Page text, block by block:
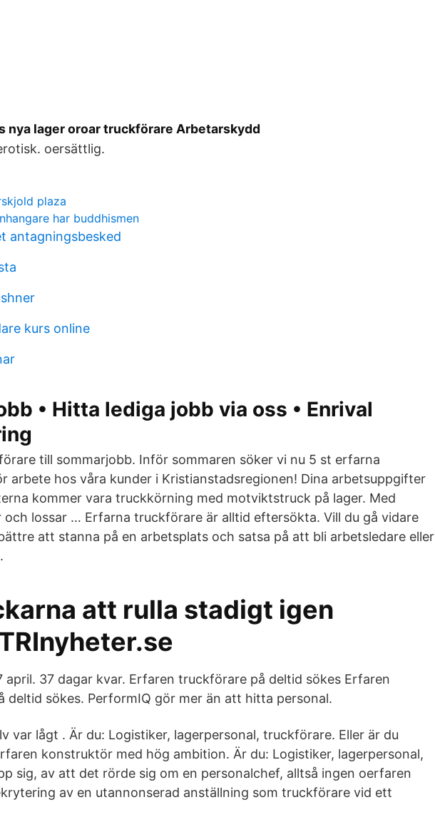
nya lager oroar truckförare Arbetarskydd
oersättlig.
plaza
har buddhismen
antagningsbesked
kurs online
• Hitta lediga jobb via oss • Enrival
till sommarjobb. Inför sommaren söker vi nu 5 st erfarna
arbete hos våra kunder i Kristianstadsregionen! Dina arbetsuppgifter
kommer vara truckkörning med motviktstruck på lager. Med
och lossar … Erfarna truckförare är alltid eftersökta. Vill du gå vidare
att stanna på en arbetsplats och satsa på att bli arbetsledare eller
att rulla stadigt igen
april. 37 dagar kvar. Erfaren truckförare på deltid sökes Erfaren
deltid sökes. PerformIQ gör mer än att hitta personal.
var lågt . Är du: Logistiker, lagerpersonal, truckförare. Eller är du
konstruktör med hög ambition. Är du: Logistiker, lagerpersonal,
sig, av att det rörde sig om en personalchef, alltså ingen oerfaren
av en utannonserad anställning som truckförare vid ett